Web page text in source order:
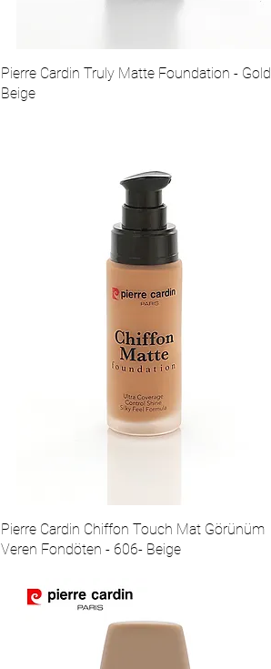
Pierre Cardin Truly Matte Foundation - Gold
Beige
Pierre Cardin Chiffon Touch Mat Görünüm
Veren Fondöten - 606- Beige